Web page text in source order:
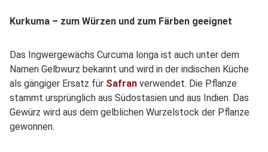
Kurkuma – zum Würzen und zum Färben geeignet
Das Ingwergewächs Curcuma longa ist auch unter dem
Namen Gelbwurz bekannt und wird in der indischen Küche
als gängiger Ersatz für Safran verwendet. Die Pflanze
stammt ursprünglich aus Südostasien und aus Indien. Das
Gewürz wird aus dem gelblichen Wurzelstock der Pflanze
gewonnen.